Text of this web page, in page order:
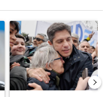
título "Negociaciones en el
Un artículo de tendencia con